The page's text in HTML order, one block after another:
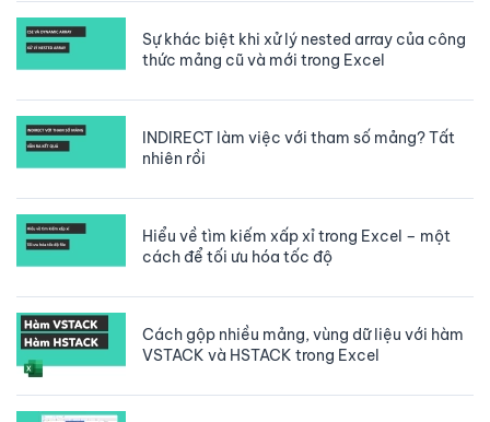
Sự khác biệt khi xử lý nested array của công
thức mảng cũ và mới trong Excel
INDIRECT làm việc với tham số mảng? Tất
nhiên rồi
Hiểu về tìm kiếm xấp xỉ trong Excel – một
cách để tối ưu hóa tốc độ
Cách gộp nhiều mảng, vùng dữ liệu với hàm
VSTACK và HSTACK trong Excel